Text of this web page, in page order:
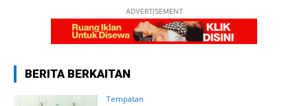
ADVERTISEMENT
BERITA BERKAITAN
Tempatan